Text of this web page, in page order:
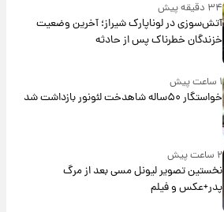
۳۴ دقیقه پیش
آتش‌سوزی در لوناپارک شیراز؛ آخرین وضعیت
خزندگان خطرناک پس از حادثه
۱ ساعت پیش
خواستگار ۵۰ساله شاهدخت لئونور بازداشت شد
۲ ساعت پیش
نخستین تصویر لیونل مسی بعد از مرگ
پدر+عکس و فیلم